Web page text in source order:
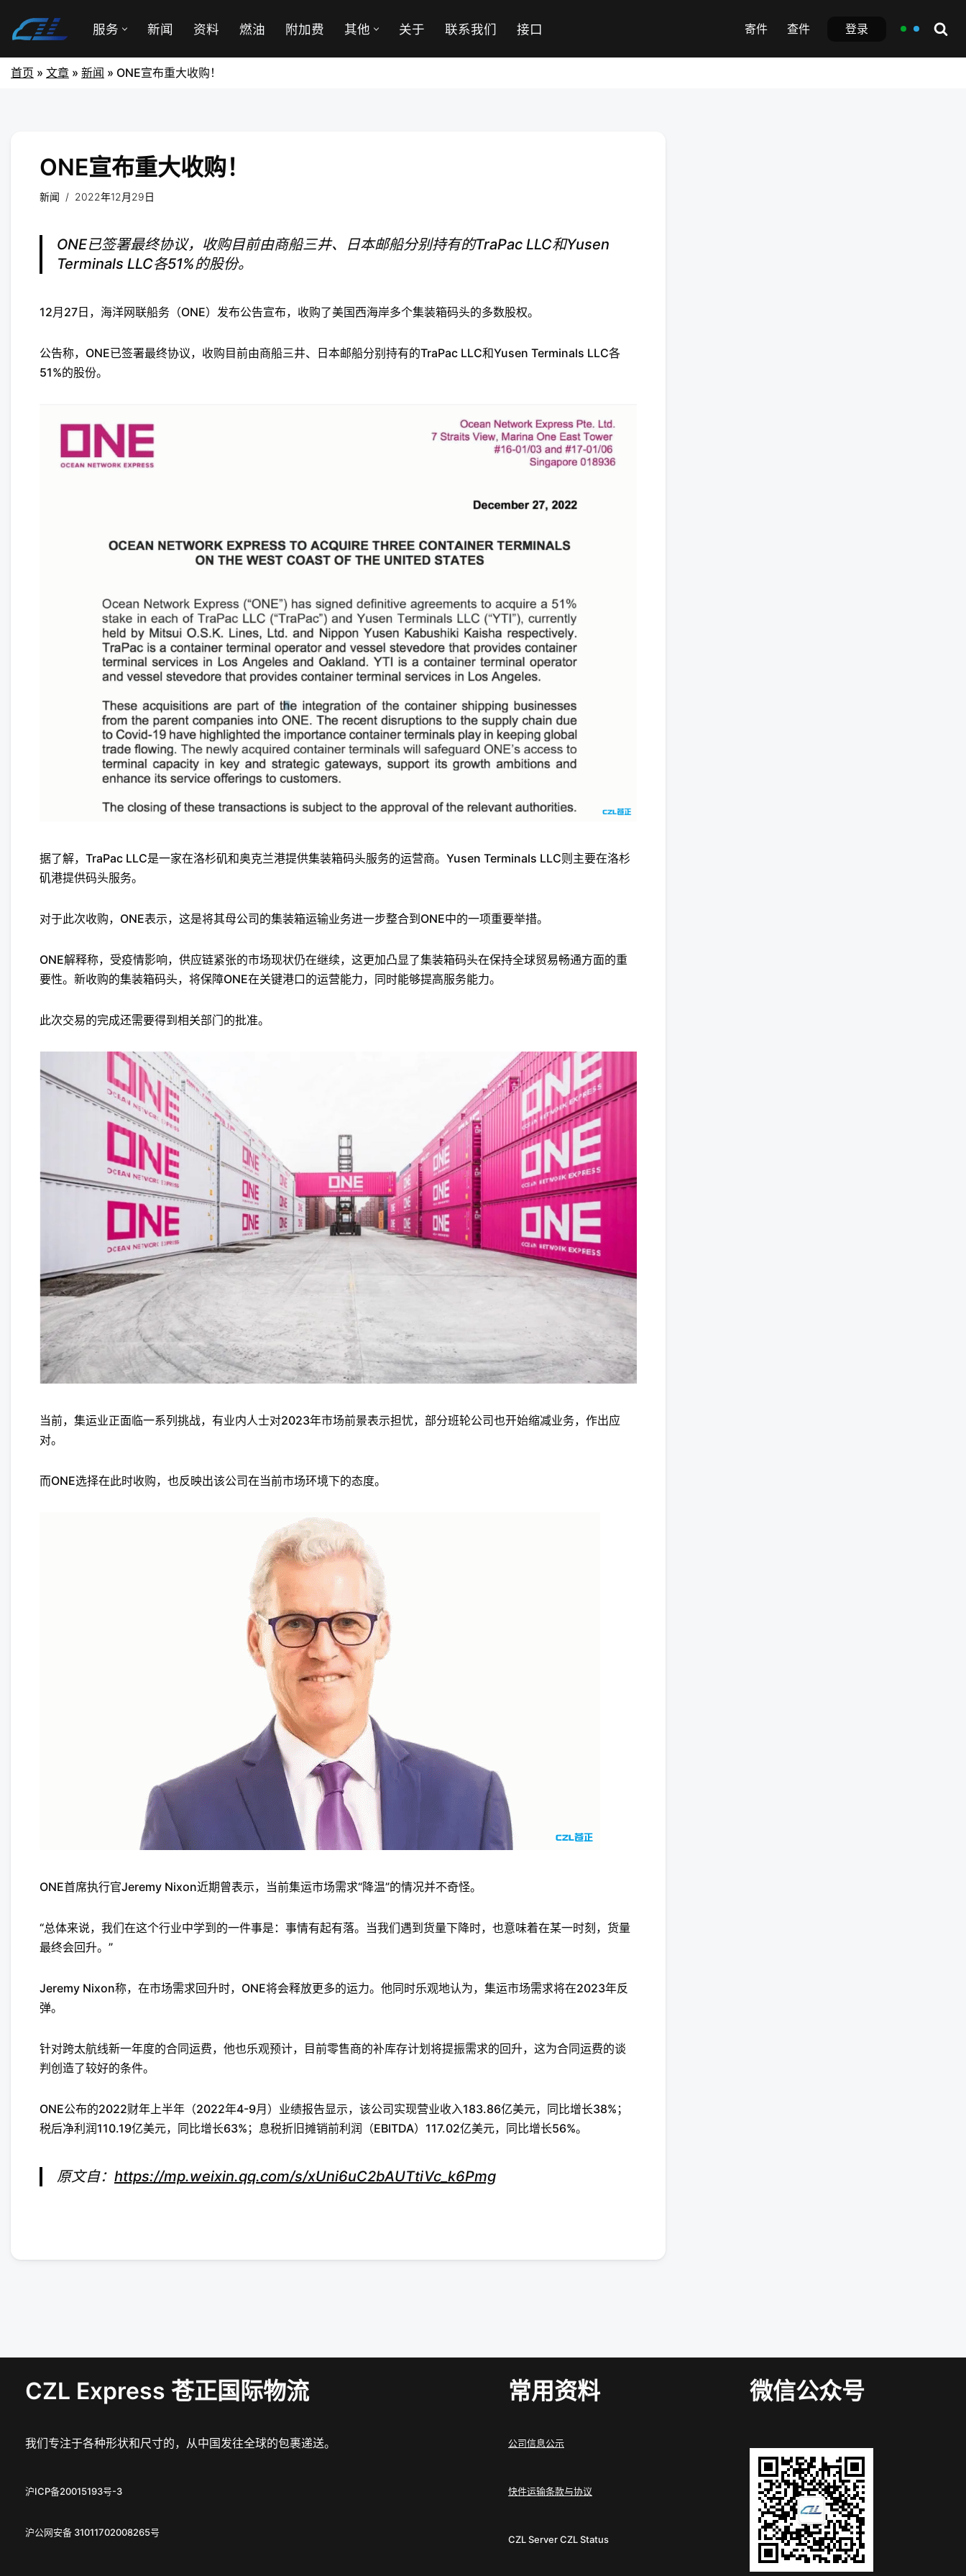
服务 新闻 资料 燃油 附加费 其他 关于 联系我们 接口 寄件 查件 登录
首页 » 文章 » 新闻 » ONE宣布重大收购！
ONE宣布重大收购！
新闻 2022年12月29日
ONE已签署最终协议，收购目前由商船三井、日本邮船分别持有的TraPac LLC和Yusen
Terminals LLC各51%的股份。
12月27日，海洋网联船务（ONE）发布公告宣布，收购了美国西海岸多个集装箱码头的多数股权。
公告称，ONE已签署最终协议，收购目前由商船三井、日本邮船分别持有的TraPac LLC和Yusen Terminals LLC各
51%的股份。
据了解，TraPac LLC是一家在洛杉矶和奥克兰港提供集装箱码头服务的运营商。Yusen Terminals LLC则主要在洛杉
矶港提供码头服务。
对于此次收购，ONE表示，这是将其母公司的集装箱运输业务进一步整合到ONE中的一项重要举措。
ONE解释称，受疫情影响，供应链紧张的市场现状仍在继续，这更加凸显了集装箱码头在保持全球贸易畅通方面的重
要性。新收购的集装箱码头，将保障ONE在关键港口的运营能力，同时能够提高服务能力。
此次交易的完成还需要得到相关部门的批准。
当前，集运业正面临一系列挑战，有业内人士对2023年市场前景表示担忧，部分班轮公司也开始缩减业务，作出应
对。
而ONE选择在此时收购，也反映出该公司在当前市场环境下的态度。
ONE首席执行官Jeremy Nixon近期曾表示，当前集运市场需求“降温”的情况并不奇怪。
“总体来说，我们在这个行业中学到的一件事是：事情有起有落。当我们遇到货量下降时，也意味着在某一时刻，货量
最终会回升。”
Jeremy Nixon称，在市场需求回升时，ONE将会释放更多的运力。他同时乐观地认为，集运市场需求将在2023年反
弹。
针对跨太航线新一年度的合同运费，他也乐观预计，目前零售商的补库存计划将提振需求的回升，这为合同运费的谈
判创造了较好的条件。
ONE公布的2022财年上半年（2022年4-9月）业绩报告显示，该公司实现营业收入183.86亿美元，同比增长38%；
税后净利润110.19亿美元，同比增长63%；息税折旧摊销前利润（EBITDA）117.02亿美元，同比增长56%。
原文自： https://mp.weixin.qq.com/s/xUni6uC2bAUTtiVc_k6Pmg
CZL Express 苍正国际物流
我们专注于各种形状和尺寸的，从中国发往全球的包裹递送。
沪ICP备20015193号-3
沪公网安备 31011702008265号
常用资料
公司信息公示
快件运输条款与协议
CZL ServerCZL Status
微信公众号